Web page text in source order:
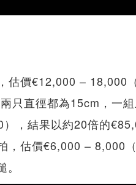
估價€12,000 – 18,000
只直徑都為15cm，一
，結果以約20倍的
，估價€6,000 – 8,000